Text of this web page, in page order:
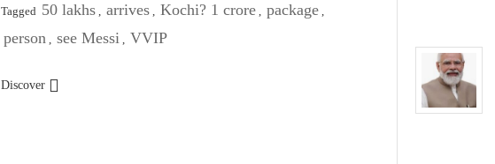
Tagged 50 lakhs , arrives , Kochi? 1 crore , package ,
person , see Messi , VVIP
Discover